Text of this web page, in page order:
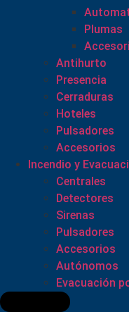
Plumas
Antihurto
Presencia
Cerraduras
Hoteles
Pulsadores
Accesorios
Incendio y
Centrales
Detectores
Sirenas
Pulsadores
Accesorios
Autónomos
Evacuación